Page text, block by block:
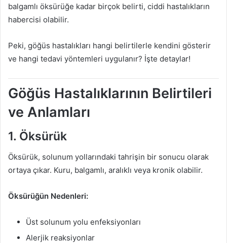
balgamlı öksürüğe kadar birçok belirti, ciddi hastalıkların
habercisi olabilir.
Peki, göğüs hastalıkları hangi belirtilerle kendini gösterir
ve hangi tedavi yöntemleri uygulanır? İşte detaylar!
Göğüs Hastalıklarının Belirtileri
ve Anlamları
1. Öksürük
Öksürük, solunum yollarındaki tahrişin bir sonucu olarak
ortaya çıkar. Kuru, balgamlı, aralıklı veya kronik olabilir.
Öksürüğün Nedenleri:
Üst solunum yolu enfeksiyonları
Alerjik reaksiyonlar